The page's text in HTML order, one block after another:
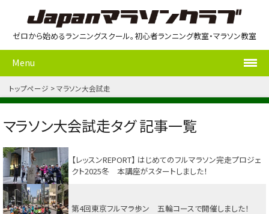
ゼロから始めるランニングスクール。初心者ランニング教室・マラソン教室
Menu
トップページ マラソン大会試走
マラソン大会試走タグ 記事一覧
【レッスンREPORT】 はじめてのフルマラソン完走プロジェ
クト2025冬 本講座がスタートしました！
第4回東京フルマラ歩ン 五輪コースで開催しました！